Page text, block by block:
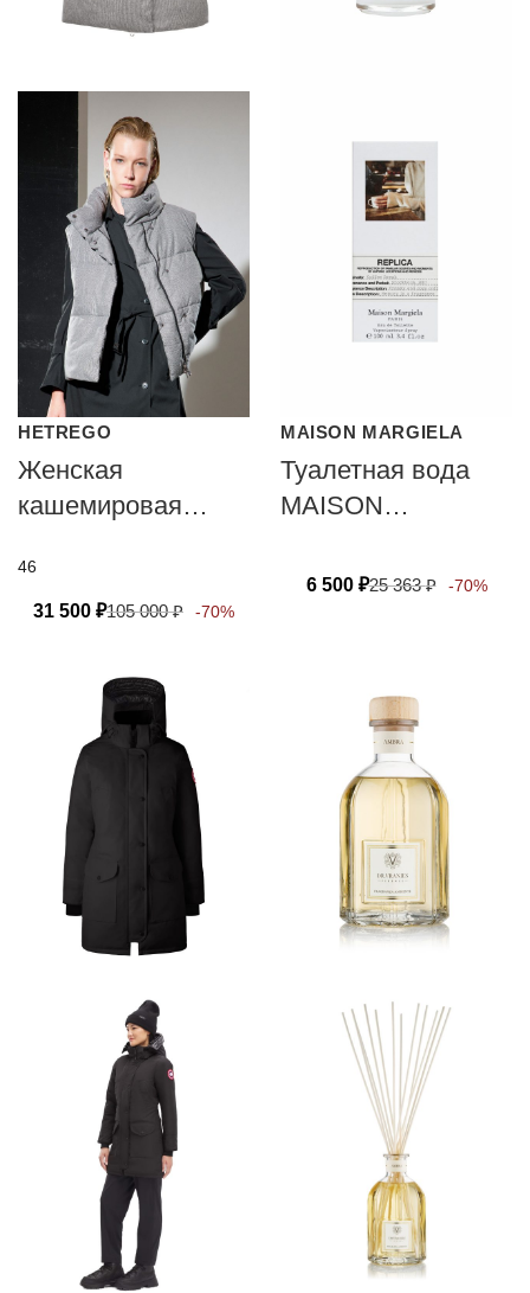
HETREGO
Женская
кашемировая
Hetrego
46
31 500 ₽105 000₽ -70%
MAISON MARGIELA
Туалетная вода
MAISON
COFFEE BREAK
6 500 ₽25 363₽ -70%